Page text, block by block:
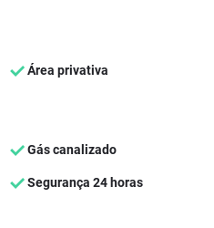
Área privativa
Gás canalizado
Segurança 24 horas